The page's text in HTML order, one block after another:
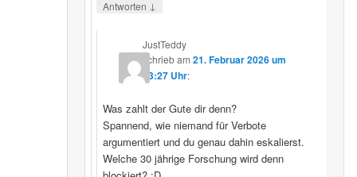
Antworten ↓
JustTeddy
schriebam 21. Februar 2026 um
13:27 Uhr:
Was zahlt der Gute dir denn?
Spannend, wie niemand für Verbote
argumentiert und du genau dahin eskalierst.
Welche 30 jährige Forschung wird denn